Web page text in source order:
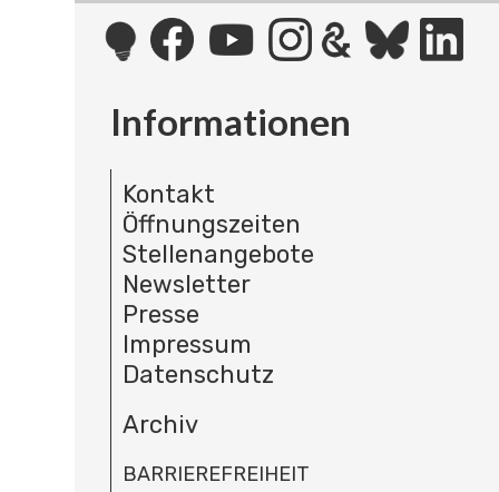
Informationen
Kontakt
Öffnungszeiten
Stellenangebote
Newsletter
Presse
Impressum
Datenschutz
Archiv
BARRIEREFREIHEIT